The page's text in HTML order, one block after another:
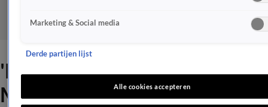
'Dit monstersalaris verdient
Max Verstappen bij Red Bull'
Marketing & Social media
Derde partijen lijst
Alle cookies accepteren